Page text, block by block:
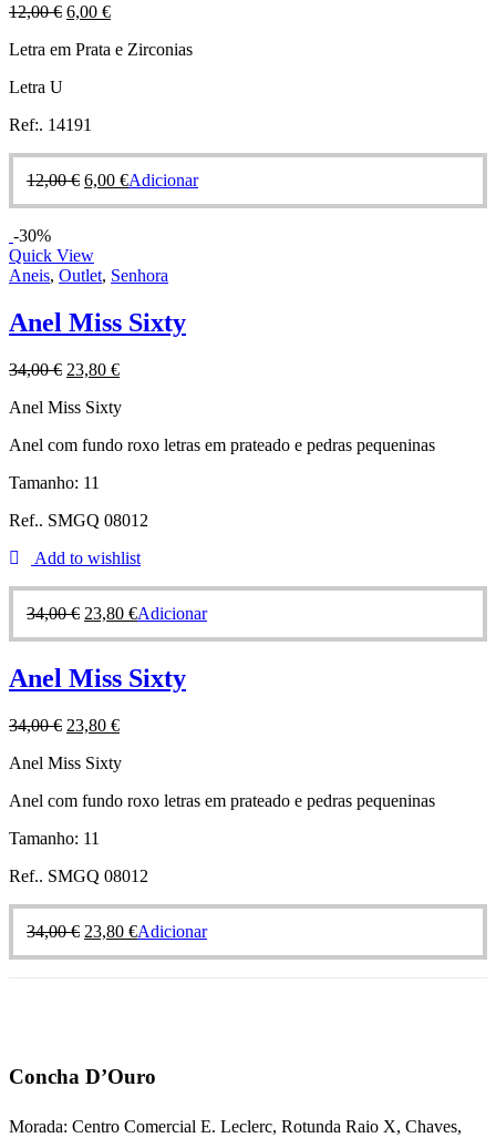
12,00€ 6,00 €
Letra em Prata e Zirconias
Letra U
Ref:. 14191
12,00€ 6,00 €Adicionar
-30%
Quick View
Aneis, Outlet, Senhora
Anel Miss Sixty
34,00€ 23,80 €
Anel Miss Sixty
Anel com fundo roxo letras em prateado e pedras pequeninas
Tamanho: 11
Ref.. SMGQ 08012
Add to wishlist
34,00€ 23,80 €Adicionar
Anel Miss Sixty
34,00€ 23,80 €
Anel Miss Sixty
Anel com fundo roxo letras em prateado e pedras pequeninas
Tamanho: 11
Ref.. SMGQ 08012
34,00€ 23,80 €Adicionar
Concha D’Ouro
Morada: Centro Comercial E. Leclerc, Rotunda Raio X, Chaves,